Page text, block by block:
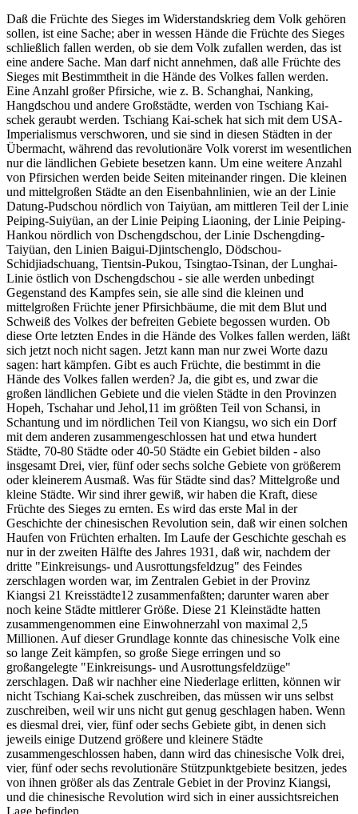
Daß die Früchte des Sieges im Widerstandskrieg dem Volk gehören
sollen, ist eine Sache; aber in wessen Hände die Früchte des Sieges
schließlich fallen werden, ob sie dem Volk zufallen werden, das ist
eine andere Sache. Man darf nicht annehmen, daß alle Früchte des
Sieges mit Bestimmtheit in die Hände des Volkes fallen werden.
Eine Anzahl großer Pfirsiche, wie z. B. Schanghai, Nanking,
Hangdschou und andere Großstädte, werden von Tschiang Kai-
schek geraubt werden. Tschiang Kai-schek hat sich mit dem USA-
Imperialismus verschworen, und sie sind in diesen Städten in der
Übermacht, während das revolutionäre Volk vorerst im wesentlichen
nur die ländlichen Gebiete besetzen kann. Um eine weitere Anzahl
von Pfirsichen werden beide Seiten miteinander ringen. Die kleinen
und mittelgroßen Städte an den Eisenbahnlinien, wie an der Linie
Datung-Pudschou nördlich von Taiyüan, am mittleren Teil der Linie
Peiping-Suiyüan, an der Linie Peiping Liaoning, der Linie Peiping-
Hankou nördlich von Dschengdschou, der Linie Dschengding-
Taiyüan, den Linien Baigui-Djintschenglo, Dödschou-
Schidjiadschuang, Tientsin-Pukou, Tsingtao-Tsinan, der Lunghai-
Linie östlich von Dschengdschou - sie alle werden unbedingt
Gegenstand des Kampfes sein, sie alle sind die kleinen und
mittelgroßen Früchte jener Pfirsichbäume, die mit dem Blut und
Schweiß des Volkes der befreiten Gebiete begossen wurden. Ob
diese Orte letzten Endes in die Hände des Volkes fallen werden, läßt
sich jetzt noch nicht sagen. Jetzt kann man nur zwei Worte dazu
sagen: hart kämpfen. Gibt es auch Früchte, die bestimmt in die
Hände des Volkes fallen werden? Ja, die gibt es, und zwar die
großen ländlichen Gebiete und die vielen Städte in den Provinzen
Hopeh, Tschahar und Jehol,11 im größten Teil von Schansi, in
Schantung und im nördlichen Teil von Kiangsu, wo sich ein Dorf
mit dem anderen zusammengeschlossen hat und etwa hundert
Städte, 70-80 Städte oder 40-50 Städte ein Gebiet bilden - also
insgesamt Drei, vier, fünf oder sechs solche Gebiete von größerem
oder kleinerem Ausmaß. Was für Städte sind das? Mittelgroße und
kleine Städte. Wir sind ihrer gewiß, wir haben die Kraft, diese
Früchte des Sieges zu ernten. Es wird das erste Mal in der
Geschichte der chinesischen Revolution sein, daß wir einen solchen
Haufen von Früchten erhalten. Im Laufe der Geschichte geschah es
nur in der zweiten Hälfte des Jahres 1931, daß wir, nachdem der
dritte "Einkreisungs- und Ausrottungsfeldzug" des Feindes
zerschlagen worden war, im Zentralen Gebiet in der Provinz
Kiangsi 21 Kreisstädte12 zusammenfaßten; darunter waren aber
noch keine Städte mittlerer Größe. Diese 21 Kleinstädte hatten
zusammengenommen eine Einwohnerzahl von maximal 2,5
Millionen. Auf dieser Grundlage konnte das chinesische Volk eine
so lange Zeit kämpfen, so große Siege erringen und so
großangelegte "Einkreisungs- und Ausrottungsfeldzüge"
zerschlagen. Daß wir nachher eine Niederlage erlitten, können wir
nicht Tschiang Kai-schek zuschreiben, das müssen wir uns selbst
zuschreiben, weil wir uns nicht gut genug geschlagen haben. Wenn
es diesmal drei, vier, fünf oder sechs Gebiete gibt, in denen sich
jeweils einige Dutzend größere und kleinere Städte
zusammengeschlossen haben, dann wird das chinesische Volk drei,
vier, fünf oder sechs revolutionäre Stützpunktgebiete besitzen, jedes
von ihnen größer als das Zentrale Gebiet in der Provinz Kiangsi,
und die chinesische Revolution wird sich in einer aussichtsreichen